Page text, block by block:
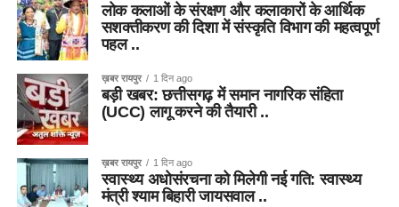
लोक कलाओं के संरक्षण और कलाकारों के आर्थिक
सशक्तीकरण की दिशा में संस्कृति विभाग की महत्वपूर्ण
पहल ..
ख़बर रायपुर 1 दिन ago
बड़ी खबर: छत्तीसगढ़ में समान नागरिक संहिता
(UCC) लागू करने की तैयारी ..
ख़बर रायपुर 1 दिन ago
स्वास्थ्य अधोसंरचना को मिलेगी नई गति: स्वास्थ्य
मंत्री श्याम बिहारी जायसवाल ..